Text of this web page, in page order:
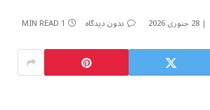
28 جنوری 2026 بدون دیدگاه 1 MIN READ